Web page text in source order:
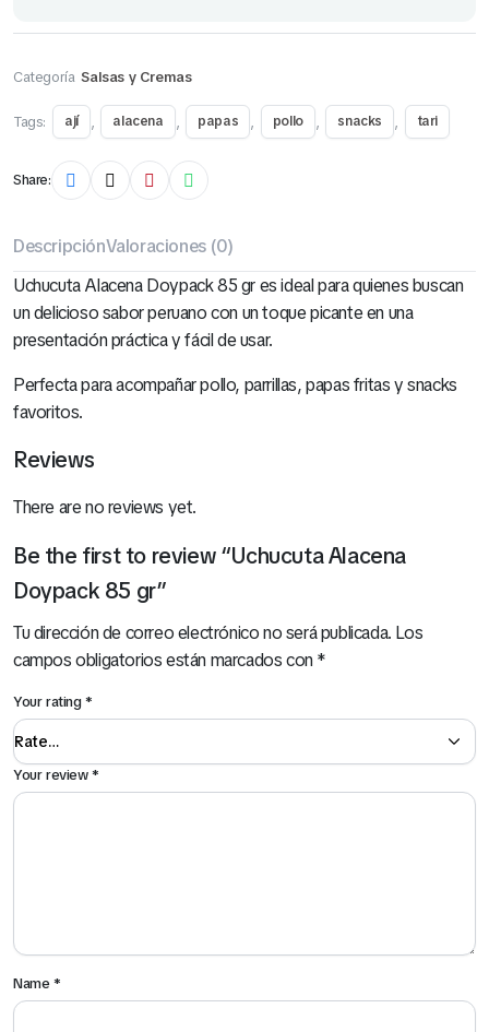
Categoría Salsas y Cremas
Tags: ají , alacena , papas , pollo , snacks , tari
Share:
DescripciónValoraciones (0)
Uchucuta Alacena Doypack 85 gr es ideal para quienes buscan
un delicioso sabor peruano con un toque picante en una
presentación práctica y fácil de usar.
Perfecta para acompañar pollo, parrillas, papas fritas y snacks
favoritos.
Reviews
There are no reviews yet.
Be the first to review “Uchucuta Alacena
Doypack 85 gr”
Tu dirección de correo electrónico no será publicada. Los
campos obligatorios están marcados con*
Your rating*
Your review*
Name*